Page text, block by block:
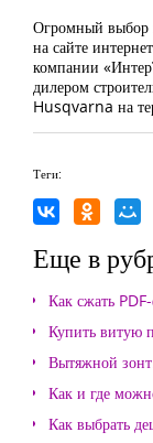
Огромный выбор
на сайте
компании
дилером
Husqvarna на
Теги:
Еще в
Как сжать
Купить витую
Вытяжной
Как и где
Как выбрать